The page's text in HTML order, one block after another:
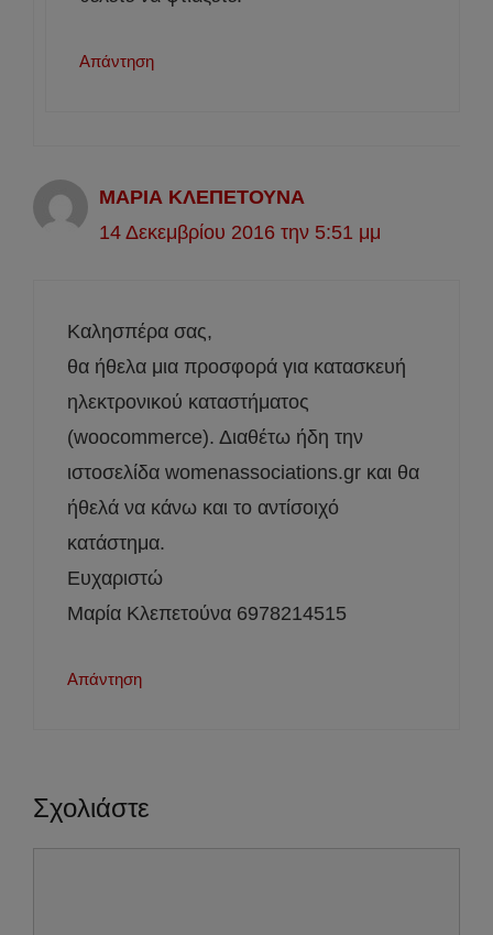
Απάντηση
ΜΑΡΙΑ ΚΛΕΠΕΤΟΥΝΑ
14 Δεκεμβρίου 2016 την 5:51 μμ
Καλησπέρα σας,
θα ήθελα μια προσφορά για κατασκευή
ηλεκτρονικού καταστήματος
(woocommerce). Διαθέτω ήδη την
ιστοσελίδα womenassociations.gr και θα
ήθελά να κάνω και το αντίσοιχό
κατάστημα.
Ευχαριστώ
Μαρία Κλεπετούνα 6978214515
Απάντηση
Σχολιάστε